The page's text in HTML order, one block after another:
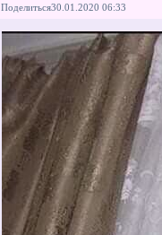
Поделиться30.01.2020 06:33